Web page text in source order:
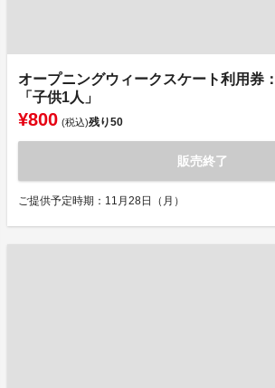
オープニングウィークスケート利用券
「子供1人」
¥800 (税込)残り50
販売終了
ご提供予定時期：11月28日（月）